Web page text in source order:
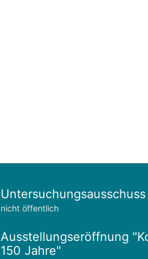
Untersuchungsausschuss
nicht öffentlich
Ausstellungseröffnung
150 Jahre"